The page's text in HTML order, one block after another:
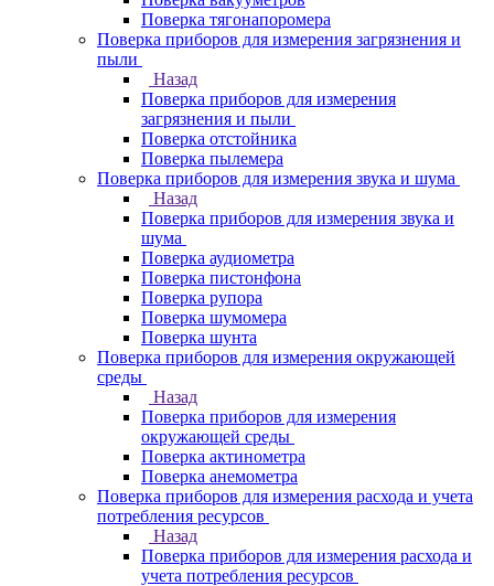
Поверка тягонапоромера
Поверка приборов для измерения загрязнения и
пыли
Назад
Поверка приборов для измерения
загрязнения и пыли
Поверка отстойника
Поверка пылемера
Поверка приборов для измерения звука и шума
Назад
Поверка приборов для измерения звука и
шума
Поверка аудиометра
Поверка пистонфона
Поверка рупора
Поверка шумомера
Поверка шунта
Поверка приборов для измерения окружающей
среды
Назад
Поверка приборов для измерения
окружающей среды
Поверка актинометра
Поверка анемометра
Поверка приборов для измерения расхода и учета
потребления ресурсов
Назад
Поверка приборов для измерения расхода и
учета потребления ресурсов